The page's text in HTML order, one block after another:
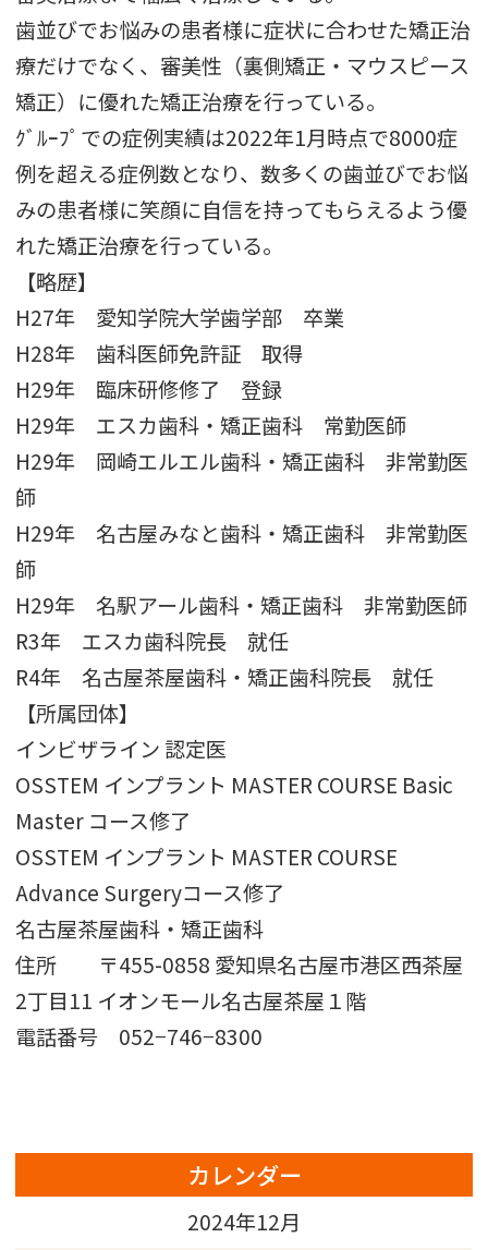
歯並びでお悩みの患者様に症状に合わせた矯正治
療だけでなく、審美性（裏側矯正・マウスピース
矯正）に優れた矯正治療を行っている。
ｸﾞﾙｰﾌﾟでの症例実績は2022年1月時点で8000症
例を超える症例数となり、数多くの歯並びでお悩
みの患者様に笑顔に自信を持ってもらえるよう優
れた矯正治療を行っている。
【略歴】
H27年 愛知学院大学歯学部 卒業
H28年 歯科医師免許証 取得
H29年 臨床研修修了 登録
H29年 エスカ歯科・矯正歯科 常勤医師
H29年 岡崎エルエル歯科・矯正歯科 非常勤医
師
H29年 名古屋みなと歯科・矯正歯科 非常勤医
師
H29年 名駅アール歯科・矯正歯科 非常勤医師
R3年 エスカ歯科院長 就任
R4年 名古屋茶屋歯科・矯正歯科院長 就任
【所属団体】
インビザライン 認定医
OSSTEM インプラント MASTER COURSE Basic
Master コース修了
OSSTEM インプラント MASTER COURSE
Advance Surgeryコース修了
名古屋茶屋歯科・矯正歯科
住所 〒455-0858 愛知県名古屋市港区西茶屋
2丁目11 イオンモール名古屋茶屋１階
電話番号 052−746−8300
カレンダー
2024年12月